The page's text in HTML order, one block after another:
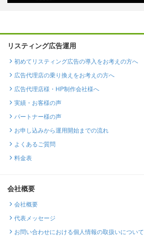
リスティング広告運用
初めてリスティング広告の導入をお考えの方へ
広告代理店の乗り換えをお考えの方へ
広告代理店様・HP制作会社様へ
実績・お客様の声
パートナー様の声
お申し込みから運用開始までの流れ
よくあるご質問
料金表
会社概要
会社概要
代表メッセージ
お問い合わせにおける個人情報の取扱いについて